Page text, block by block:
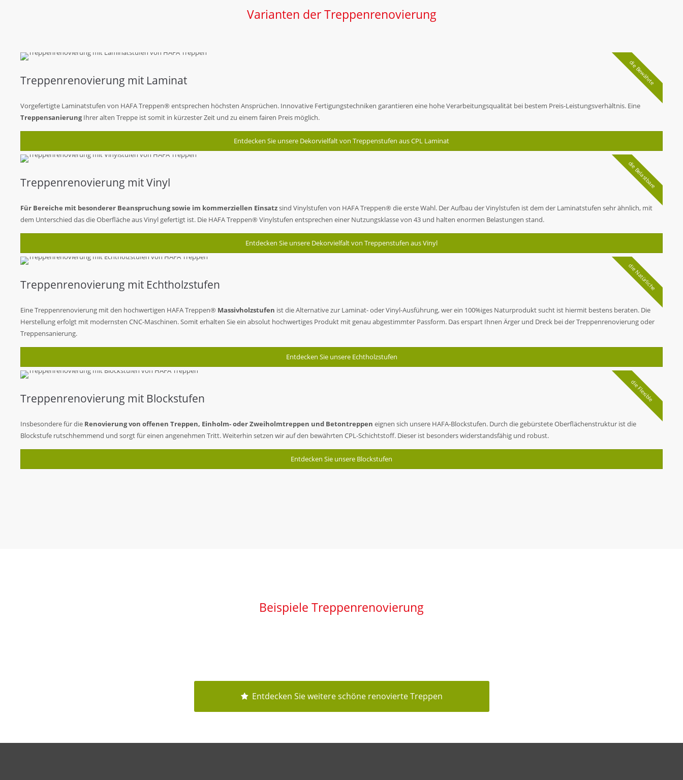
Varianten der Treppenrenovierung
die Bewährte
Treppenrenovierung mit Laminat
Vorgefertigte Laminatstufen von HAFA Treppen® entsprechen höchsten Ansprüchen. Innovative Fertigungstechniken garantieren eine hohe Verarbeitungsqualität bei bestem Preis-Leistungsverhältnis. Eine
TreppensanierungIhrer alten Treppe ist somit in kürzester Zeit und zu einem fairen Preis möglich.
Entdecken Sie unsere Dekorvielfalt von Treppenstufen aus CPL Laminat
die Belastbare
Treppenrenovierung mit Vinyl
Für Bereiche mit besonderer Beanspruchung sowie im kommerziellen Einsatzsind Vinylstufen von HAFA Treppen® die erste Wahl. Der Aufbau der Vinylstufen ist dem der Laminatstufen sehr ähnlich, mit
dem Unterschied das die Oberfläche aus Vinyl gefertigt ist. Die HAFA Treppen® Vinylstufen entsprechen einer Nutzungsklasse von 43 und halten enormen Belastungen stand.
Entdecken Sie unsere Dekorvielfalt von Treppenstufen aus Vinyl
die Natürliche
Treppenrenovierung mit Echtholzstufen
Eine Treppenrenovierung mit den hochwertigen HAFA Treppen® Massivholzstufen ist die Alternative zur Laminat- oder Vinyl-Ausführung, wer ein 100%iges Naturprodukt sucht ist hiermit bestens beraten. Die
Herstellung erfolgt mit modernsten CNC-Maschinen. Somit erhalten Sie ein absolut hochwertiges Produkt mit genau abgestimmter Passform. Das erspart Ihnen Ärger und Dreck bei der Treppenrenovierung oder
Treppensanierung.
Entdecken Sie unsere Echtholzstufen
die Flexible
Treppenrenovierung mit Blockstufen
Insbesondere für die Renovierung von offenen Treppen, Einholm- oder Zweiholmtreppen und Betontreppen eignen sich unsere HAFA-Blockstufen. Durch die gebürstete Oberflächenstruktur ist die
Blockstufe rutschhemmend und sorgt für einen angenehmen Tritt. Weiterhin setzen wir auf den bewährten CPL-Schichtstoff. Dieser ist besonders widerstandsfähig und robust.
Entdecken Sie unsere Blockstufen
Beispiele Treppenrenovierung
Entdecken Sie weitere schöne renovierte Treppen